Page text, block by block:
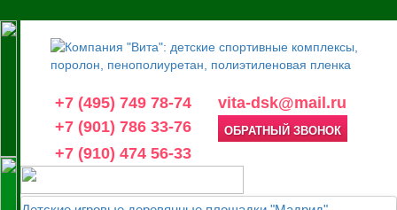
+7 (495) 749 78-74
vita-dsk@mail.ru
+7 (901) 786 33-76
ОБРАТНЫЙ ЗВОНОК
+7 (910) 474 56-33